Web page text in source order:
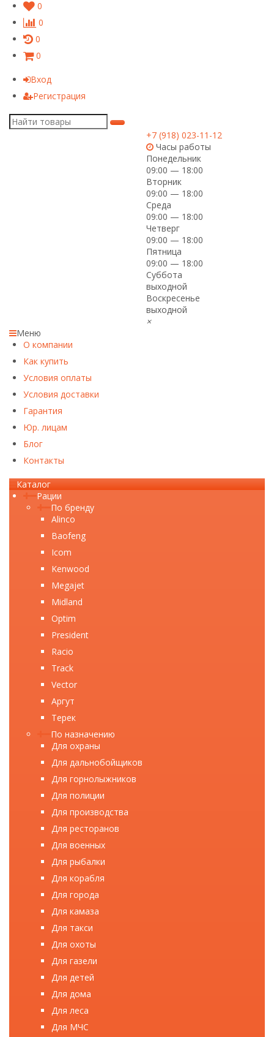
0
0
0
0
Вход
Регистрация
+7 (918) 023-11-12
Часы работы
Понедельник
09:00 — 18:00
Вторник
09:00 — 18:00
Среда
09:00 — 18:00
Четверг
09:00 — 18:00
Пятница
09:00 — 18:00
Суббота
выходной
Воскресенье
выходной
×
Меню
О компании
Как купить
Условия оплаты
Условия доставки
Гарантия
Юр. лицам​
Блог
Контакты
Каталог
Рации
По бренду
Alinco
Baofeng
Icom
Kenwood
Megajet
Midland
Optim
President
Racio
Track
Vector
Аргут
Терек
По назначению
Для охраны
Для дальнобойщиков
Для горнолыжников
Для полиции
Для производства
Для ресторанов
Для военных
Для рыбалки
Для корабля
Для города
Для камаза
Для такси
Для охоты
Для газели
Для детей
Для дома
Для леса
Для МЧС